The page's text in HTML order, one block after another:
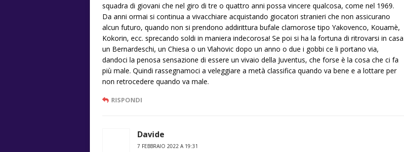
squadra di giovani che nel giro di tre o quattro anni possa vincere qualcosa, come nel 1969.
Da anni ormai si continua a vivacchiare acquistando giocatori stranieri che non assicurano
alcun futuro, quando non si prendono addirittura bufale clamorose tipo Yakovenco, Kouamè,
Kokorin, ecc. sprecando soldi in maniera indecorosa! Se poi si ha la fortuna di ritrovarsi in casa
un Bernardeschi, un Chiesa o un Vlahovic dopo un anno o due i gobbi ce li portano via,
dandoci la penosa sensazione di essere un vivaio della Juventus, che forse è la cosa che ci fa
più male. Quindi rassegnamoci a veleggiare a metà classifica quando va bene e a lottare per
non retrocedere quando va male.
RISPONDI
Davide
7 FEBBRAIO 2022 A 19:31